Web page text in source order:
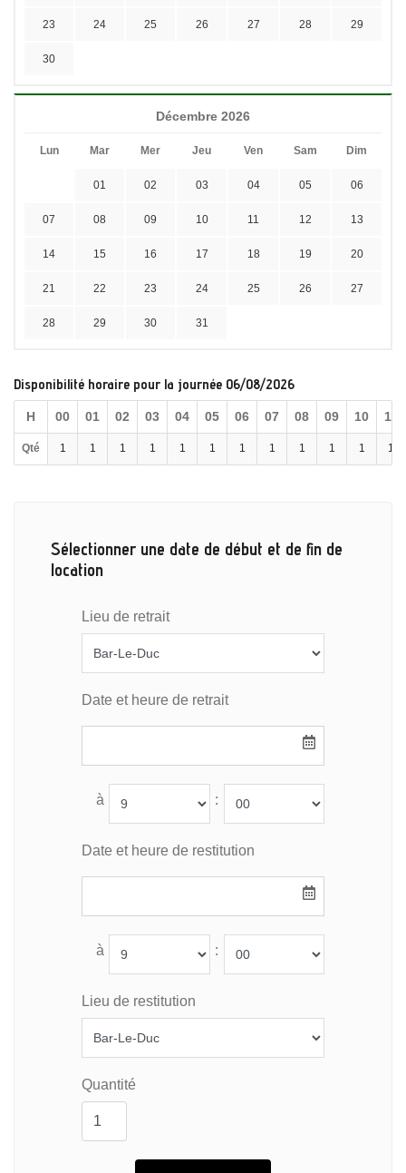
23 24 25 26 27 28 29
30
Décembre 2026
Lun Mar Mer Jeu Ven Sam Dim
01 02 03 04 05 06
07 08 09 10 11 12 13
14 15 16 17 18 19 20
21 22 23 24 25 26 27
28 29 30 31
Disponibilité horaire pour la journée 06/08/2026
H 00 01 02 03 04 05 06 07 08 09 10 11
Qté 1 1 1 1 1 1 1 1 1 1 1 1
Sélectionner une date de début et de fin de
location
Lieu de retrait
Date et heure de retrait
à :
Date et heure de restitution
à :
Lieu de restitution
Quantité